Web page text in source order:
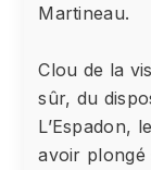
Martineau.
Clou de la
sûr, du
L’Espadon,
avoir plongé